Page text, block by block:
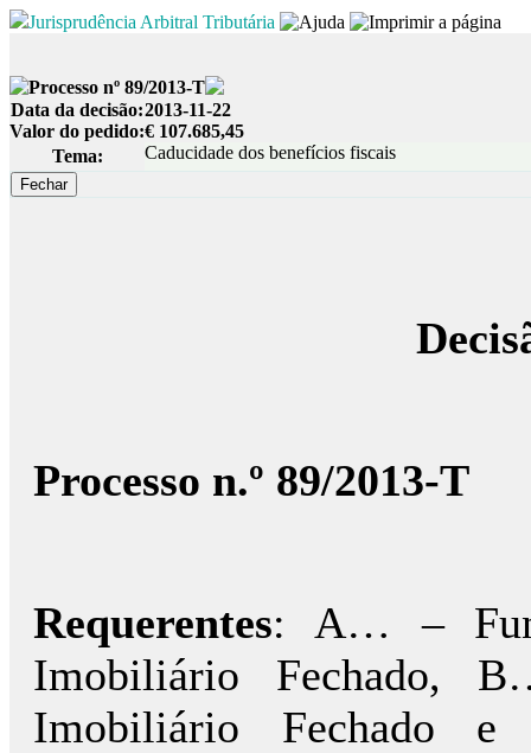
Jurisprudência Arbitral Tributária
Processo nº 89/2013-T
Data da decisão:2013-11-22
Valor do pedido:€ 107.685,45
Tema:
Caducidade dos benefícios fiscais
Processo n.º 89/2013-T
Requerentes: A… –
Imobiliário Fechado,
Imobiliário Fechado